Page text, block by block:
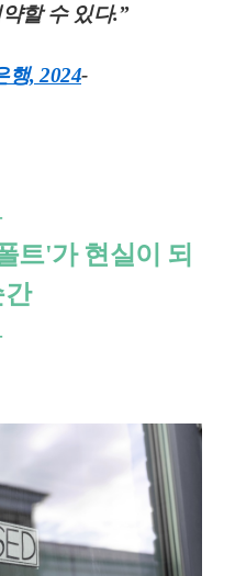
할 수 있다.”
행, 2024-
트'가 현실이 되
간